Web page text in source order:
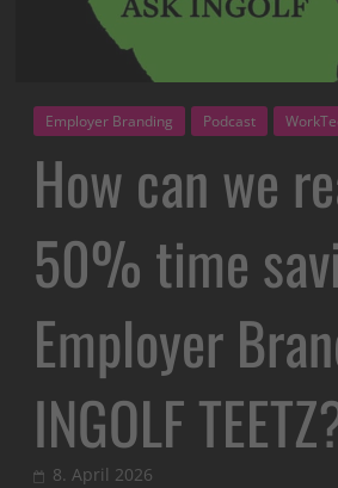
Employer Branding Podcast
How can we
50% time
Employer
INGOLF
8. April 2026